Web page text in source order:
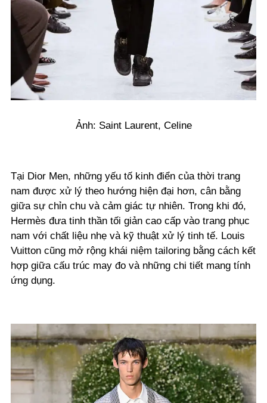
Ảnh: Saint Laurent, Celine
Tại Dior Men, những yếu tố kinh điển của thời trang
nam được xử lý theo hướng hiện đại hơn, cân bằng
giữa sự chỉn chu và cảm giác tự nhiên. Trong khi đó,
Hermès đưa tinh thần tối giản cao cấp vào trang phục
nam với chất liệu nhẹ và kỹ thuật xử lý tinh tế. Louis
Vuitton cũng mở rộng khái niệm tailoring bằng cách kết
hợp giữa cấu trúc may đo và những chi tiết mang tính
ứng dụng.